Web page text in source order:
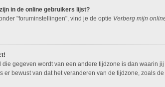
in de online gebruikers lijst?
"foruminstellingen", vind je de optie Verberg mijn
die gegeven wordt van een andere tijdzone is dan waarin
er bewust van dat het veranderen van de tijdzone, zoals